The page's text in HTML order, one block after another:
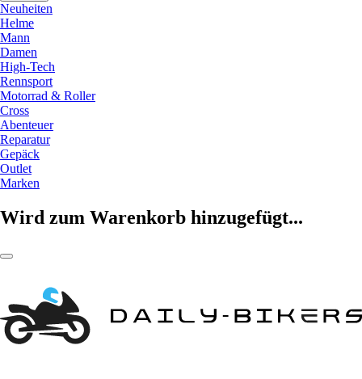
Neuheiten
Helme
Mann
Damen
High-Tech
Rennsport
Motorrad & Roller
Cross
Abenteuer
Reparatur
Gepäck
Outlet
Marken
Wird zum Warenkorb hinzugefügt...